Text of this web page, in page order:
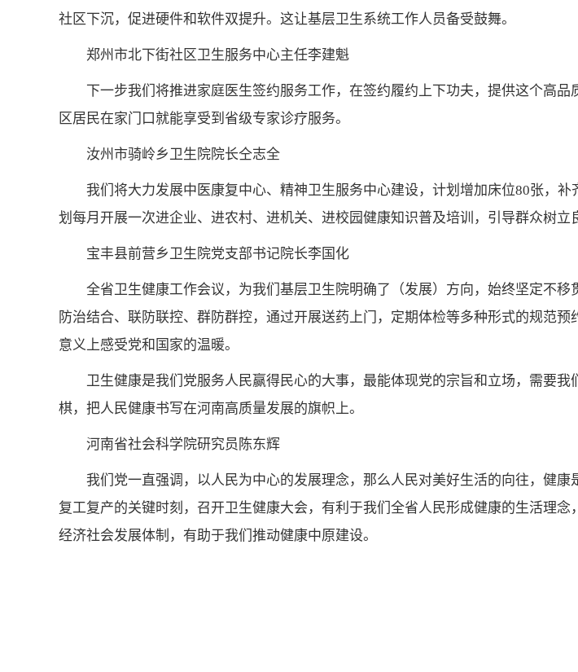
社区下沉，促进硬件和软件双提升。这让基层卫生系统工作人员备受鼓舞。
郑州市北下街社区卫生服务中心主任李建魁
下一步我们将推进家庭医生签约服务工作，在签约履约上下功夫，提供这个高品
区居民在家门口就能享受到省级专家诊疗服务。
汝州市骑岭乡卫生院院长仝志全
我们将大力发展中医康复中心、精神卫生服务中心建设，计划增加床位80张，补
划每月开展一次进企业、进农村、进机关、进校园健康知识普及培训，引导群众树立
宝丰县前营乡卫生院党支部书记院长李国化
全省卫生健康工作会议，为我们基层卫生院明确了（发展）方向，始终坚定不移
防治结合、联防联控、群防群控，通过开展送药上门，定期体检等多种形式的规范预
意义上感受党和国家的温暖。
卫生健康是我们党服务人民赢得民心的大事，最能体现党的宗旨和立场，需要我
棋，把人民健康书写在河南高质量发展的旗帜上。
河南省社会科学院研究员陈东辉
我们党一直强调，以人民为中心的发展理念，那么人民对美好生活的向往，健康
复工复产的关键时刻，召开卫生健康大会，有利于我们全省人民形成健康的生活理念
经济社会发展体制，有助于我们推动健康中原建设。